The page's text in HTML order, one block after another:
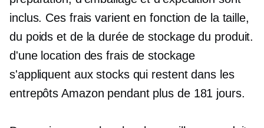
inclus. Ces frais varient en fonction de la taille,
du poids et de la durée de stockage du produit.
d'une location des frais de stockage
s'appliquent aux stocks qui restent dans les
entrepôts Amazon pendant plus de 181 jours.